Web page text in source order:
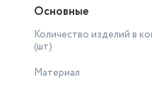
Основные
Количество изделий в
(шт)
Материал